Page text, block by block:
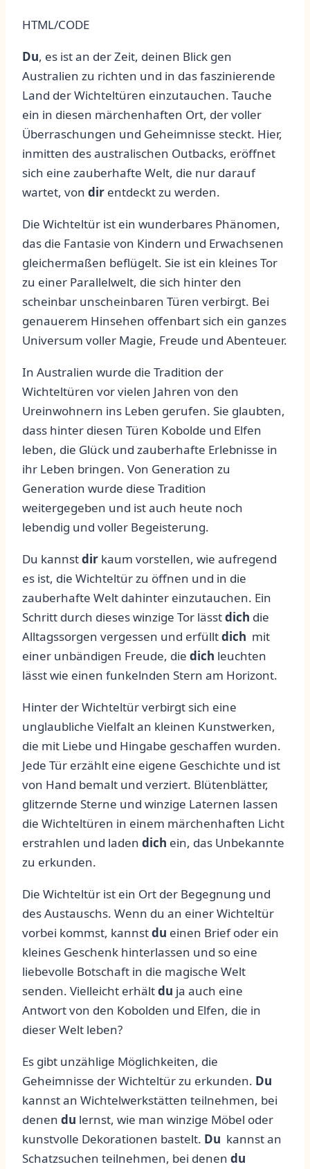
HTML/CODE
Du, ‍es ‍ist an der Zeit, ​deinen Blick‍ gen ​
Australien zu richten und in das faszinierende
Land der ⁤Wichteltüren⁢ einzutauchen. Tauche
⁣ein in ⁣diesen ⁣märchenhaften‍ Ort, der voller ​
Überraschungen und ⁣Geheimnisse steckt.⁢ Hier,
inmitten des australischen Outbacks,⁢ eröffnet⁢
sich ⁢eine zauberhafte​ Welt, die ⁢nur darauf
⁢wartet, von​ dir entdeckt zu werden.
Die ⁣Wichteltür ist ⁤ein⁣ wunderbares‌ Phänomen,
das die Fantasie von Kindern und ‌Erwachsenen
gleichermaßen beflügelt. Sie ist ein kleines Tor
zu​ einer Parallelwelt, die sich hinter den
scheinbar‍ unscheinbaren Türen‌ verbirgt. Bei
genauerem Hinsehen offenbart sich ein ganzes
Universum voller ​Magie,⁢ Freude und Abenteuer.
In​ Australien wurde⁤ die Tradition​ der
Wichteltüren vor vielen Jahren von ‍den ​
Ureinwohnern ins Leben gerufen. Sie glaubten,
dass ‌hinter ⁣diesen Türen Kobolde und Elfen
leben, die⁢ Glück und zauberhafte Erlebnisse⁤ in
ihr‍ Leben bringen. Von Generation ​zu
‍Generation wurde ⁢diese ⁤Tradition
⁢weitergegeben und ist auch ⁤heute noch
lebendig und voller Begeisterung.
Du kannstdir ‍kaum⁤ vorstellen,‌ wie ⁣aufregend
es⁣ ist, ⁣die Wichteltür zu öffnen und in die
zauberhafte Welt dahinter einzutauchen. Ein‌
Schritt durch dieses winzige ‌Tor lässt⁢dich ⁢die ​
Alltagssorgen ‌vergessen und erfülltdich ⁤ mit
⁢einer ‌unbändigen Freude, die⁤ dich leuchten
lässt wie einen funkelnden ‌Stern ‍am‌ Horizont.
Hinter der Wichteltür verbirgt sich⁤ eine
unglaubliche Vielfalt ⁢an kleinen Kunstwerken,
‍die ⁤mit Liebe und Hingabe geschaffen wurden.
Jede Tür erzählt eine ⁣eigene Geschichte und ist⁤
von‌ Hand bemalt und verziert. ⁣Blütenblätter,‍
glitzernde Sterne und winzige Laternen lassen
die ⁣Wichteltüren in einem märchenhaften Licht
⁣erstrahlen und laden dich ein, das Unbekannte
zu erkunden.
Die Wichteltür ist ein Ort ⁣der⁤ Begegnung und
des ‌Austauschs. Wenn du ​an einer Wichteltür
‍vorbei ⁣kommst, kannstdu einen Brief oder ein⁢
kleines Geschenk hinterlassen und so eine
liebevolle Botschaft in die magische Welt
⁢senden. Vielleicht‍ erhältdu ja‍ auch‌ eine
Antwort von‍ den Kobolden ‌und Elfen, die in
dieser Welt leben?
Es ⁢gibt unzählige Möglichkeiten, die
Geheimnisse ‌der‌ Wichteltür zu ⁢erkunden. Du
kannst ⁣an Wichtelwerkstätten teilnehmen, bei
denen du lernst, wie man winzige Möbel ⁤oder
kunstvolle⁢ Dekorationen‌ bastelt. Du ‌ kannst an
Schatzsuchen teilnehmen, bei denen du